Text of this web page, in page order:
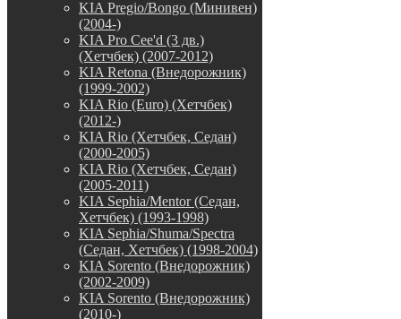
KIA Pregio/Bongo (Минивен)
(2004-)
KIA Pro Cee'd (3 дв.)
(Хетчбек) (2007-2012)
KIA Retona (Внедорожник)
(1999-2002)
KIA Rio (Euro) (Хетчбек)
(2012-)
KIA Rio (Хетчбек, Седан)
(2000-2005)
KIA Rio (Хетчбек, Седан)
(2005-2011)
KIA Sephia/Mentor (Седан,
Хетчбек) (1993-1998)
KIA Sephia/Shuma/Spectra
(Седан, Хетчбек) (1998-2004)
KIA Sorento (Внедорожник)
(2002-2009)
KIA Sorento (Внедорожник)
(2010-)